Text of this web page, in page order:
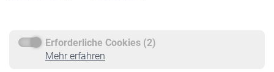
Erforderliche Cookies (2)
Mehr erfahren
Service
Informationen